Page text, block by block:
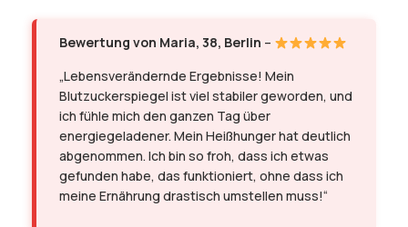
Bewertung von Maria, 38, Berlin –
„Lebensverändernde Ergebnisse! Mein
Blutzuckerspiegel ist viel stabiler geworden, und
ich fühle mich den ganzen Tag über
energiegeladener. Mein Heißhunger hat deutlich
abgenommen. Ich bin so froh, dass ich etwas
gefunden habe, das funktioniert, ohne dass ich
meine Ernährung drastisch umstellen muss!“